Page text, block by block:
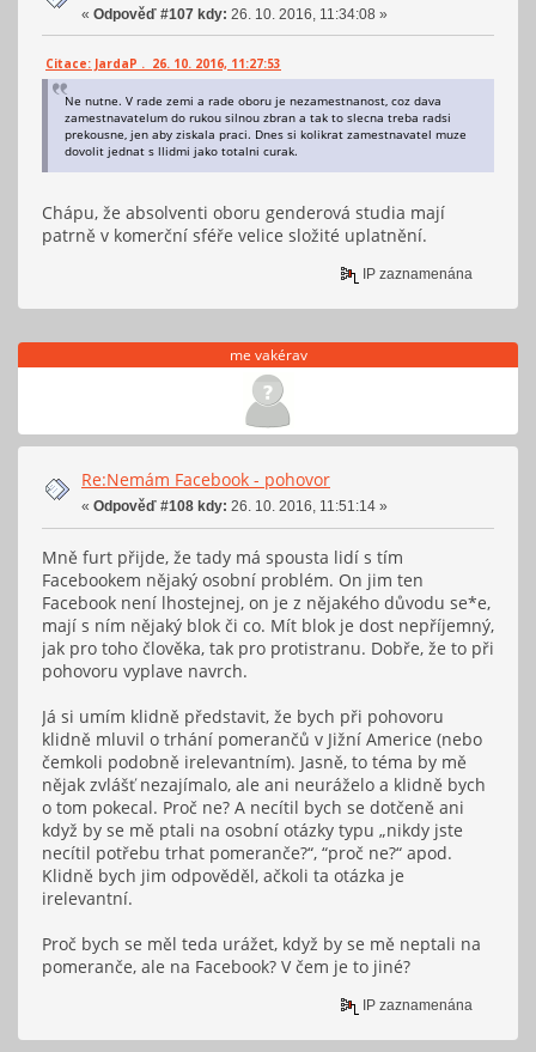
« Odpověď #107 kdy: 26. 10. 2016, 11:34:08 »
Citace: JardaP . 26. 10. 2016, 11:27:53
Ne nutne. V rade zemi a rade oboru je nezamestnanost, coz dava
zamestnavatelum do rukou silnou zbran a tak to slecna treba radsi
prekousne, jen aby ziskala praci. Dnes si kolikrat zamestnavatel muze
dovolit jednat s llidmi jako totalni curak.
Chápu, že absolventi oboru genderová studia mají
patrně v komerční sféře velice složité uplatnění.
IP zaznamenána
me vakérav
Re:Nemám Facebook - pohovor
« Odpověď #108 kdy: 26. 10. 2016, 11:51:14 »
Mně furt přijde, že tady má spousta lidí s tím
Facebookem nějaký osobní problém. On jim ten
Facebook není lhostejnej, on je z nějakého důvodu se*e,
mají s ním nějaký blok či co. Mít blok je dost nepříjemný,
jak pro toho člověka, tak pro protistranu. Dobře, že to při
pohovoru vyplave navrch.
Já si umím klidně představit, že bych při pohovoru
klidně mluvil o trhání pomerančů v Jižní Americe (nebo
čemkoli podobně irelevantním). Jasně, to téma by mě
nějak zvlášť nezajímalo, ale ani neuráželo a klidně bych
o tom pokecal. Proč ne? A necítil bych se dotčeně ani
když by se mě ptali na osobní otázky typu „nikdy jste
necítil potřebu trhat pomeranče?“, “proč ne?“ apod.
Klidně bych jim odpověděl, ačkoli ta otázka je
irelevantní.
Proč bych se měl teda urážet, když by se mě neptali na
pomeranče, ale na Facebook? V čem je to jiné?
IP zaznamenána